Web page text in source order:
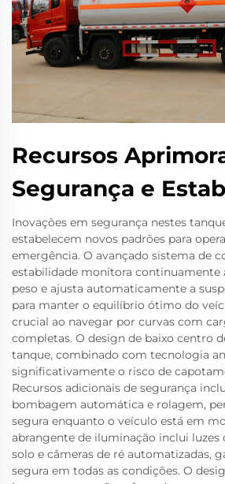
Recursos
Segurança e
Inovações em segurança nestes
estabelecem novos padrões para
emergência. O avançado sistema de
estabilidade monitora continuamente
peso e ajusta automaticamente a
para manter o equilíbrio ótimo do
crucial ao navegar por curvas com
completas. O design de baixo centro
tanque, combinado com tecnologia
significativamente o risco de
Recursos adicionais de segurança
bombagem automática e rolagem,
segura enquanto o veículo está em
abrangente de iluminação inclui luzes
solo e câmeras de ré automatizadas,
segura em todas as condições. O